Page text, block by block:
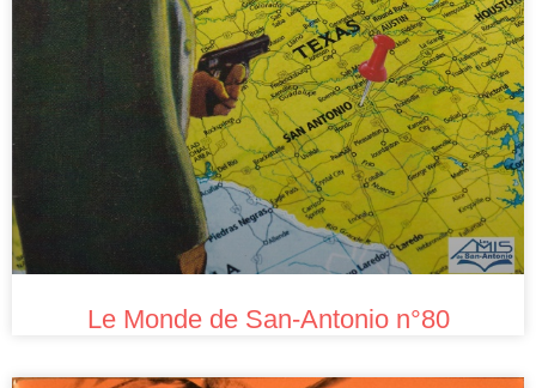
Le Monde de San-Antonio n°80